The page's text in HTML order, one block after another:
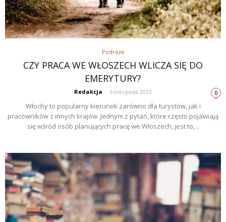
Podróże
CZY PRACA WE WŁOSZECH WLICZA SIĘ DO
EMERYTURY?
Redakcja - 6 listopada 2023 0
Włochy to popularny kierunek zarówno dla turystów, jak i
pracowników z innych krajów. Jednym z pytań, które często pojawiają
się wśród osób planujących pracę we Włoszech, jest to,...